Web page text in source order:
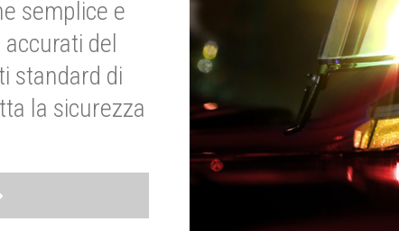
semplice e
del
standard di
la sicurezza